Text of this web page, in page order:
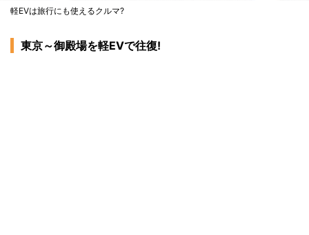
軽EVは旅行にも使えるクルマ?
東京～御殿場を軽EVで往復!